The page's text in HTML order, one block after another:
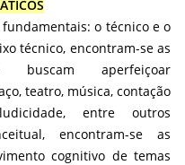
o técnico e o
técnico, encontram-se as
aperfeiçoar
teatro, música, contação
entre outros
encontram-se as
cognitivo de temas